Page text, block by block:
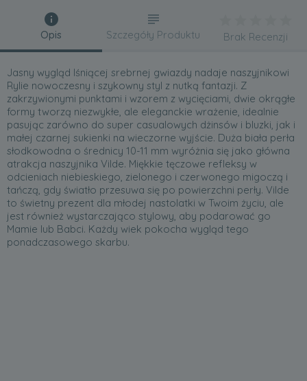
Opis
Jasny wygląd lśniącej srebrnej gwiazdy nadaje naszyjnikowi
Rylie nowoczesny i szykowny styl z nutką fantazji. Z
zakrzywionymi punktami i wzorem z wycięciami, dwie okrągłe
formy tworzą niezwykłe, ale eleganckie wrażenie, idealnie
pasując zarówno do super casualowych dżinsów i bluzki, jak i
małej czarnej sukienki na wieczorne wyjście. Duża biała perła
słodkowodna o średnicy 10-11 mm wyróżnia się jako główna
atrakcja naszyjnika Vilde. Miękkie tęczowe refleksy w
odcieniach niebieskiego, zielonego i czerwonego migoczą i
tańczą, gdy światło przesuwa się po powierzchni perły. Vilde
to świetny prezent dla młodej nastolatki w Twoim życiu, ale
jest również wystarczająco stylowy, aby podarować go
Mamie lub Babci. Każdy wiek pokocha wygląd tego
ponadczasowego skarbu.
Szczegóły Produktu Brak Recenzji